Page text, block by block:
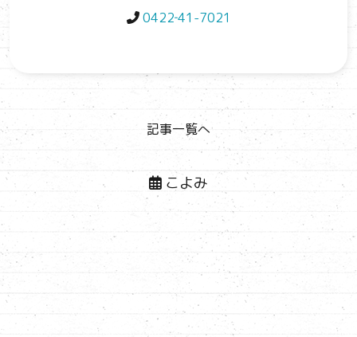
0422‐41-7021
記事一覧へ
こよみ